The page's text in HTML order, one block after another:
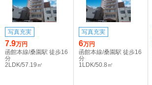
写真充実
7.9万円
函館本線/桑園駅 徒歩16
分
2LDK/57.19㎡
写真充実
6万円
函館本線/桑園駅 徒歩16
分
1LDK/50.8㎡